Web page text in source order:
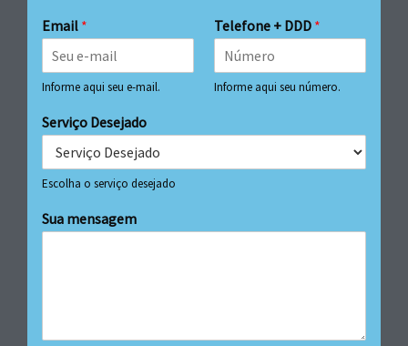
Email *
Informe aqui seu e-mail.
Telefone + DDD *
Informe aqui seu número.
Serviço Desejado
Escolha o serviço desejado
Sua mensagem